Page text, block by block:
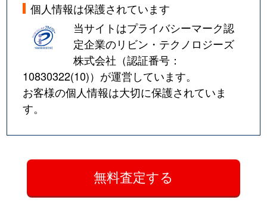
個人情報は保護されています
当サイトはプライバシーマーク認
定企業のリビン・テクノロジーズ
株式会社（認証番号：
10830322(10)）が運営しています。
お客様の個人情報は大切に保護されていま
す。